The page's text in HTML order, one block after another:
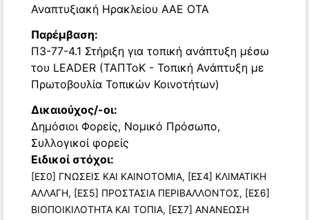
Αναπτυξιακή Ηρακλείου ΑΑΕ ΟΤΑ
Παρέμβαση:
Π3-77-4.1 Στήριξη για τοπική ανάπτυξη μέσω
του LEADER (ΤΑΠΤοΚ - Τοπική Ανάπτυξη με
Πρωτοβουλία Τοπικών Κοινοτήτων)
Δικαιούχος/-οι:
Δημόσιοι Φορείς, Νομικό Πρόσωπο,
Συλλογικοί φορείς
Ειδικοί στόχοι:
[ΕΣ0] ΓΝΩΣΕΙΣ ΚΑΙ ΚΑΙΝΟΤΟΜΙΑ, [ΕΣ4] ΚΛΙΜΑΤΙΚΗ
ΑΛΛΑΓΗ, [ΕΣ5] ΠΡΟΣΤΑΣΙΑ ΠΕΡΙΒΑΛΛΟΝΤΟΣ, [ΕΣ6]
ΒΙΟΠΟΙΚΙΛΟΤΗΤΑ ΚΑΙ ΤΟΠΙΑ, [ΕΣ7] ΑΝΑΝΕΩΣΗ